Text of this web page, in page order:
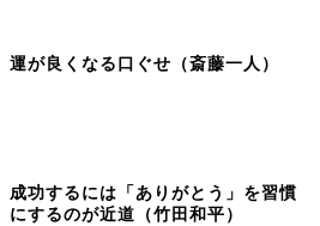
運が良くなる口ぐせ（斎藤一人）
成功するには「ありがとう」を習慣
にするのが近道（竹田和平）